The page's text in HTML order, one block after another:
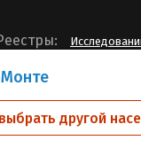
другой
Алексей